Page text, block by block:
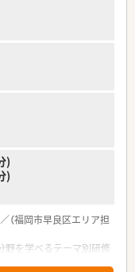
同士の交流を深めていま
舗を展開するなど、テ
を積極的に推進してい
コラボ店舗を出店して
、プライベートと責任
方が多数活躍しており
いる若手社員も多いで
、OTC販売や健康相談
)
)
（福岡市早良区エリア担
野を学べるテーマ別研修